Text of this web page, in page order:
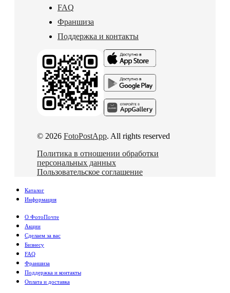
FAQ
Франшиза
Поддержка и контакты
© 2026 FotoPostApp. All rights reserved
Политика в отношении обработки
персональных данных
Пользовательское соглашение
Каталог
Информация
О ФотоПочте
Акции
Сделаем за вас
Бизнесу
FAQ
Франшиза
Поддержка и контакты
Оплата и доставка